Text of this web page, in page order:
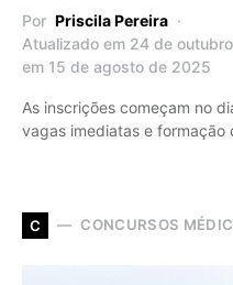
Por Priscila Pereira
Atualizado em 24 de
em 15 de agosto de 2025
As inscrições começam no
vagas imediatas e formação
C CONCURSOS